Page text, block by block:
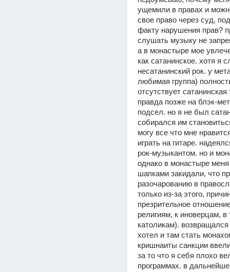
ущемили в правах и
свое право через суд,
факту нарушения прав?
слушать музыку не
а в монастыре мое
как сатанинское. хотя я
несатанинский рок. у
любимая группа)
отсутствует сатанинская
правда позже на блэк-
подсел. но я не был
собирался им
могу все что мне
играть на гитаре.
рок-музыкантом. но и
однако в монастыре меня
шапками закидали, что
разочарованию в
только из-за этого,
презрительное
религиям, к иноверцам, в
католикам).
хотел и там стать
кришнаиты санкции
за то что я себя плохо
программах. в